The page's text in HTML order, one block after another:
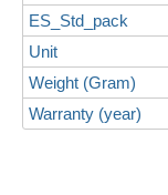
ES_Std_pack
Unit
Weight (Gram)
Warranty (year)